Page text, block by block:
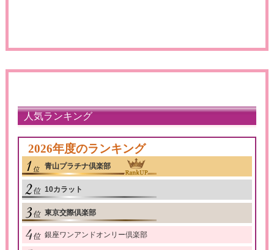
人気ランキング
2026年度のランキング
青山プラチナ倶楽部
10カラット
東京交際倶楽部
銀座ワンアンドオンリー倶楽部